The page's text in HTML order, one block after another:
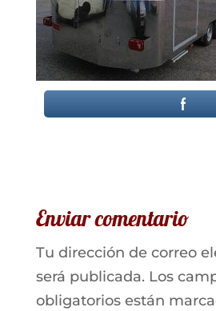
Enviar comentario
Tu dirección de correo
será publicada. Los
obligatorios están